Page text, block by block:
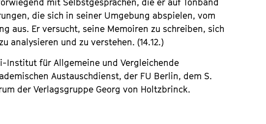
mit Selbstgesprächen, die er auf Tonband
die sich in seiner Umgebung abspielen, vom
aus. Er versucht, seine Memoiren zu schreiben, sich
analysieren und zu verstehen. (14.12.)
Institut für Allgemeine und Vergleichende
Austauschdienst, der FU Berlin, dem S.
der Verlagsgruppe Georg von Holtzbrinck.